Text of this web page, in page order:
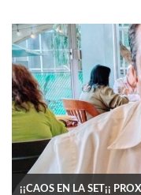
¡¡CAOS EN LA SET¡¡